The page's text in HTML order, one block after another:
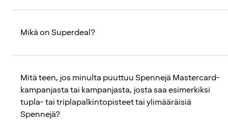
Mikä on Superdeal?
Mitä teen, jos minulta puuttuu Spennejä Mastercard-
kampanjasta tai kampanjasta, josta saa esimerkiksi
tupla- tai triplapalkintopisteet tai ylimääräisiä
Spennejä?